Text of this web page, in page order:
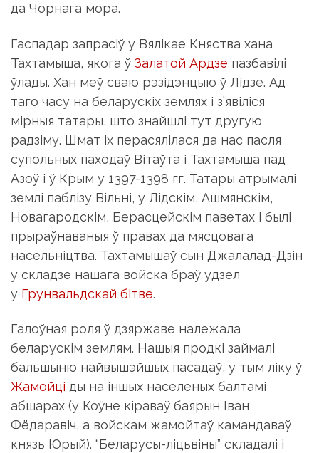
да Чорнага мора.
Гаспадар запрасіў у Вялікае Княства хана
Тахтамыша, якога ў Залатой Ардзе пазбавілі
ўлады. Хан меў сваю рэзідэнцыю ў Лідзе. Ад
таго часу на беларускіх землях і з’явіліся
мірныя татары, што знайшлі тут другую
радзіму. Шмат іх перасялілася да нас пасля
супольных паходаў Вітаўта і Тахтамыша пад
Азоў і ў Крым у 1397-1398 гг. Татары атрымалі
землі паблізу Вільні, у Лідскім, Ашмянскім,
Новагародскім, Берасцейскім паветах і былі
прыраўнаваныя ў правах да мясцовага
насельніцтва. Тахтамышаў сын Джалалад-Дзін
у складзе нашага войска браў удзел
у Грунвальдскай бітве.
Галоўная роля ў дзяржаве належала
беларускім землям. Нашыя продкі займалі
бальшыню найвышэйшых пасадаў, у тым ліку ў
Жамойці ды на іншых населеных балтамі
абшарах (у Коўне кіраваў баярын Іван
Фёдаравіч, а войскам жамойтаў камандаваў
князь Юрый). “Беларусы-ліцьвіны” складалі і